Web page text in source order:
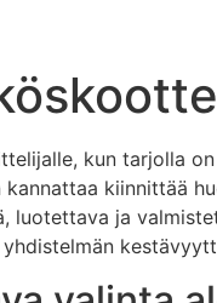
kun tarjolla
kiinnittää
luotettava ja